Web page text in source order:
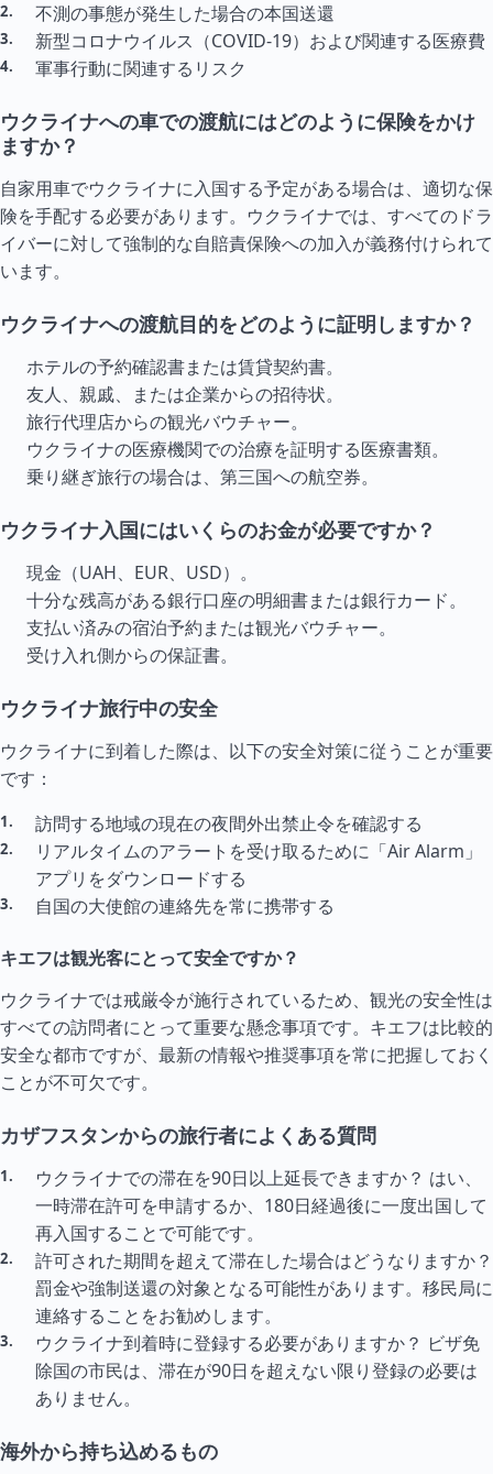
不測の事態が発生した場合の本国送還
新型コロナウイルス（COVID-19）および関連する医療費
軍事行動に関連するリスク
ウクライナへの車での渡航にはどのように保険をかけ
ますか？
自家用車でウクライナに入国する予定がある場合は、適切な保
険を手配する必要があります。ウクライナでは、すべてのドラ
イバーに対して強制的な自賠責保険への加入が義務付けられて
います。
ウクライナへの渡航目的をどのように証明しますか？
ホテルの予約確認書または賃貸契約書。
友人、親戚、または企業からの招待状。
旅行代理店からの観光バウチャー。
ウクライナの医療機関での治療を証明する医療書類。
乗り継ぎ旅行の場合は、第三国への航空券。
ウクライナ入国にはいくらのお金が必要ですか？
現金（UAH、EUR、USD）。
十分な残高がある銀行口座の明細書または銀行カード。
支払い済みの宿泊予約または観光バウチャー。
受け入れ側からの保証書。
ウクライナ旅行中の安全
ウクライナに到着した際は、以下の安全対策に従うことが重要
です：
訪問する地域の現在の夜間外出禁止令を確認する
リアルタイムのアラートを受け取るために「Air Alarm」
アプリをダウンロードする
自国の大使館の連絡先を常に携帯する
キエフは観光客にとって安全ですか？
ウクライナでは戒厳令が施行されているため、観光の安全性は
すべての訪問者にとって重要な懸念事項です。キエフは比較的
安全な都市ですが、最新の情報や推奨事項を常に把握しておく
ことが不可欠です。
カザフスタンからの旅行者によくある質問
ウクライナでの滞在を90日以上延長できますか？ はい、
一時滞在許可を申請するか、180日経過後に一度出国して
再入国することで可能です。
許可された期間を超えて滞在した場合はどうなりますか？
罰金や強制送還の対象となる可能性があります。移民局に
連絡することをお勧めします。
ウクライナ到着時に登録する必要がありますか？ ビザ免
除国の市民は、滞在が90日を超えない限り登録の必要は
ありません。
海外から持ち込めるもの